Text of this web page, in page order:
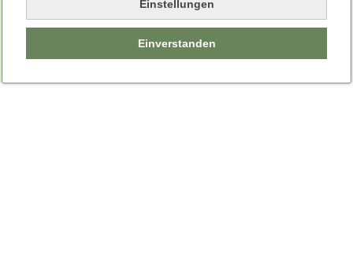
Einstellungen
Einverstanden